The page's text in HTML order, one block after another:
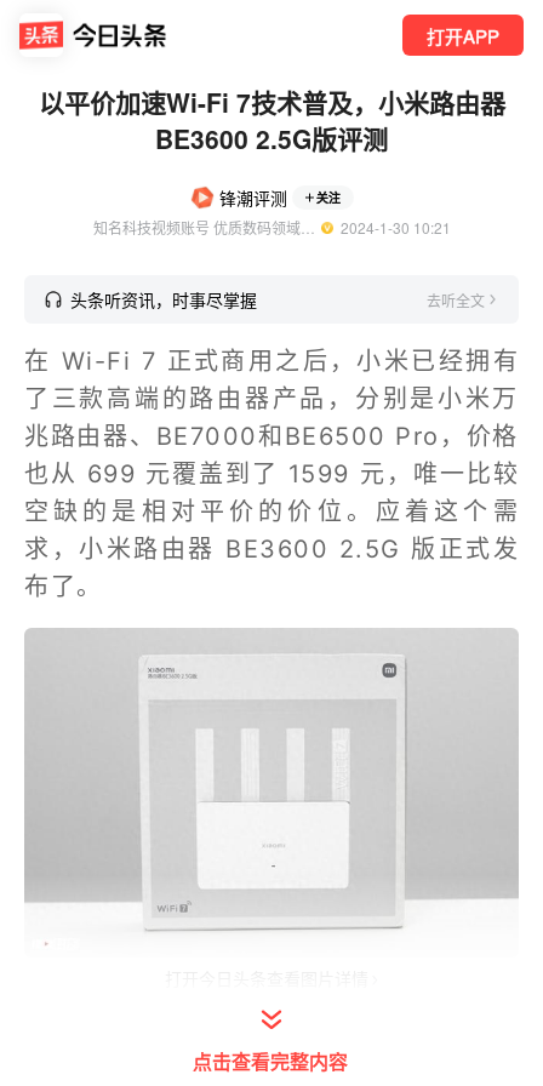
打开APP
以平价加速Wi-Fi 7技术普及，小米路由器
BE3600 2.5G版评测
锋潮评测 关注
知名科技视频账号 优质数码领域创作者
  2024-1-30 10:21
头条听资讯，时事尽掌握 去听全文
在 Wi-Fi 7 正式商用之后，小米已经拥有
了三款高端的路由器产品，分别是小米万
兆路由器、BE7000和BE6500 Pro，价格
也从 699 元覆盖到了 1599 元，唯一比较
空缺的是相对平价的价位。应着这个需
求，小米路由器 BE3600 2.5G 版正式发
布了。
我们先来解读一下这个名字吧，BE3600
2.5G，你能从名字中获取哪些信息呢？首
点击查看完整内容